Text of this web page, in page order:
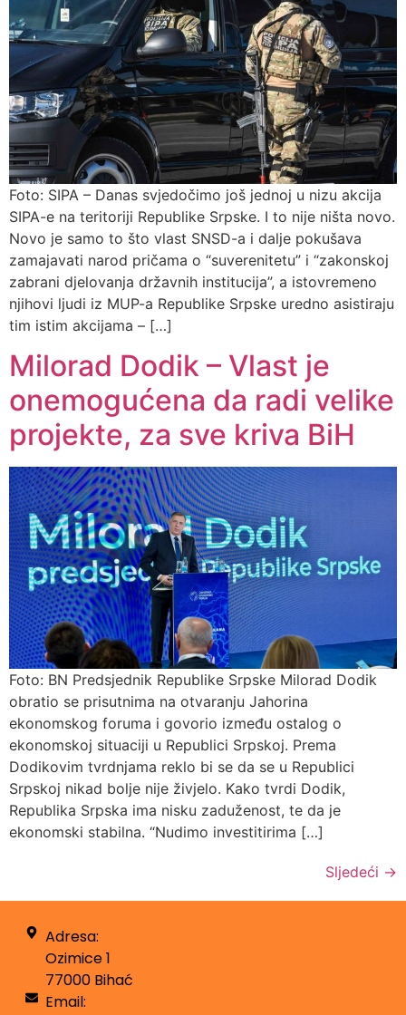
Foto: SIPA – Danas svjedočimo još jednoj u nizu akcija
SIPA-e na teritoriji Republike Srpske. I to nije ništa novo.
Novo je samo to što vlast SNSD-a i dalje pokušava
zamajavati narod pričama o “suverenitetu” i “zakonskoj
zabrani djelovanja državnih institucija”, a istovremeno
njihovi ljudi iz MUP-a Republike Srpske uredno asistiraju
tim istim akcijama – […]
Milorad Dodik – Vlast je
onemogućena da radi velike
projekte, za sve kriva BiH
Foto: BN Predsjednik Republike Srpske Milorad Dodik
obratio se prisutnima na otvaranju Jahorina
ekonomskog foruma i govorio između ostalog o
ekonomskoj situaciji u Republici Srpskoj. Prema
Dodikovim tvrdnjama reklo bi se da se u Republici
Srpskoj nikad bolje nije živjelo. Kako tvrdi Dodik,
Republika Srpska ima nisku zaduženost, te da je
ekonomski stabilna. “Nudimo investitirima […]
Sljedeći →
Adresa:
Ozimice 1
77000 Bihać
Email: